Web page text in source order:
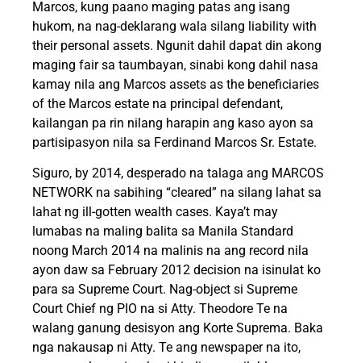
Marcos, kung paano maging patas ang isang
hukom, na nag-deklarang wala silang liability with
their personal assets. Ngunit dahil dapat din akong
maging fair sa taumbayan, sinabi kong dahil nasa
kamay nila ang Marcos assets as the beneficiaries
of the Marcos estate na principal defendant,
kailangan pa rin nilang harapin ang kaso ayon sa
partisipasyon nila sa Ferdinand Marcos Sr. Estate.
Siguro, by 2014, desperado na talaga ang MARCOS
NETWORK na sabihing “cleared” na silang lahat sa
lahat ng ill-gotten wealth cases. Kaya’t may
lumabas na maling balita sa Manila Standard
noong March 2014 na malinis na ang record nila
ayon daw sa February 2012 decision na isinulat ko
para sa Supreme Court. Nag-object si Supreme
Court Chief ng PIO na si Atty. Theodore Te na
walang ganung desisyon ang Korte Suprema. Baka
nga nakausap ni Atty. Te ang newspaper na ito,